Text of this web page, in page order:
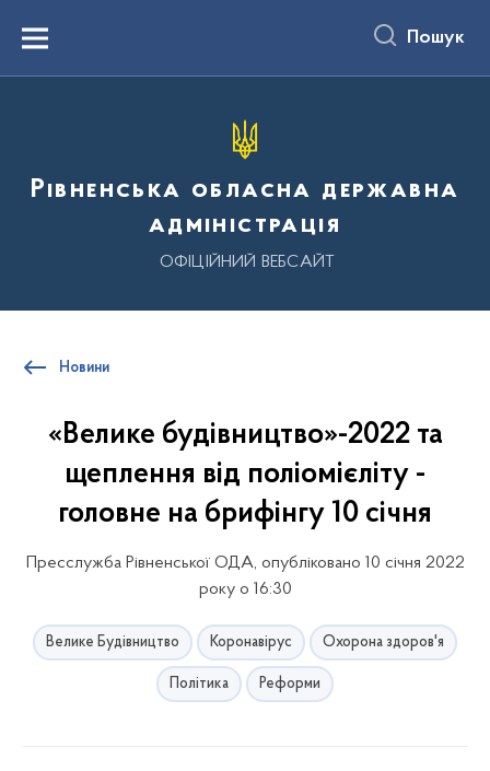
вмістуMenu Пошук
Рівненська обласна державна
адміністрація
ОФІЦІЙНИЙ ВЕБСАЙТ
Новини
«Велике будівництво»-2022 та
щеплення від поліомієліту -
головне на брифінгу 10 січня
Пресслужба Рівненської ОДА, опубліковано 10 січня 2022
року о 16:30
Велике Будівництво Коронавірус Охорона здоров'я
Політика Реформи